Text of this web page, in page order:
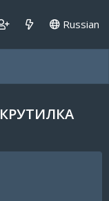
Russian